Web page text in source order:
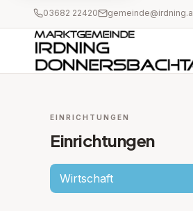
03682 22420
EINRICHTUNGEN
Einrichtungen
Wirtschaft